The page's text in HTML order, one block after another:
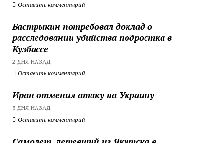
Оставить комментарий
Бастрыкин потребовал доклад о
расследовании убийства подростка в
Кузбассе
2 ДНЯ НАЗАД
Оставить комментарий
Иран отменил атаку на Украину
3 ДНЯ НАЗАД
Оставить комментарий